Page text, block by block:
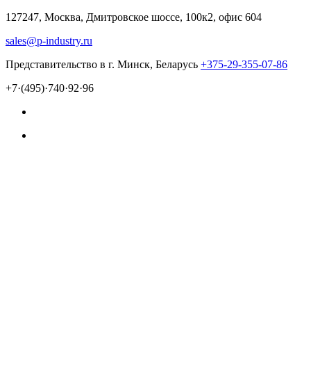
127247, Москва, Дмитровское шоссе, 100к2, офис 604
sales@p-industry.ru
Представительство в г. Минск, Беларусь +375-29-355-07-86
+7·(495)·740·92·96